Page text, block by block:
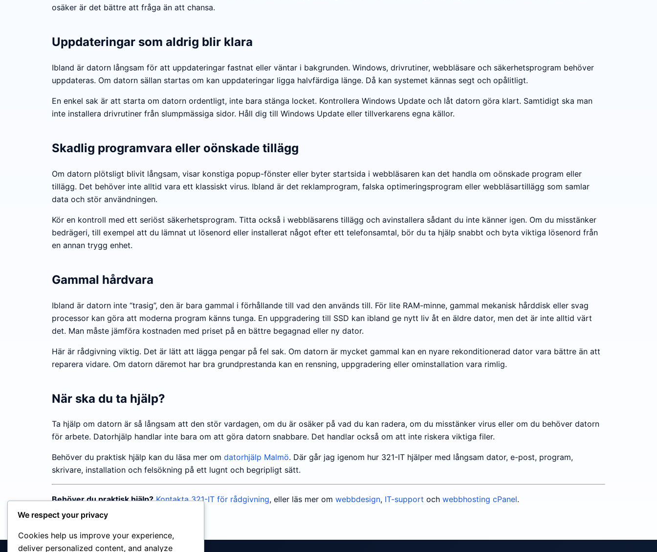
osäker är det bättre att fråga än att chansa.
Uppdateringar som aldrig blir klara
Ibland är datorn långsam för att uppdateringar fastnat eller väntar i bakgrunden. Windows, drivrutiner, webbläsare och säkerhetsprogram behöver
uppdateras. Om datorn sällan startas om kan uppdateringar ligga halvfärdiga länge. Då kan systemet kännas segt och opålitligt.
En enkel sak är att starta om datorn ordentligt, inte bara stänga locket. Kontrollera Windows Update och låt datorn göra klart. Samtidigt ska man
inte installera drivrutiner från slumpmässiga sidor. Håll dig till Windows Update eller tillverkarens egna källor.
Skadlig programvara eller oönskade tillägg
Om datorn plötsligt blivit långsam, visar konstiga popup-fönster eller byter startsida i webbläsaren kan det handla om oönskade program eller
tillägg. Det behöver inte alltid vara ett klassiskt virus. Ibland är det reklamprogram, falska optimeringsprogram eller webbläsartillägg som samlar
data och stör användningen.
Kör en kontroll med ett seriöst säkerhetsprogram. Titta också i webbläsarens tillägg och avinstallera sådant du inte känner igen. Om du misstänker
bedrägeri, till exempel att du lämnat ut lösenord eller installerat något efter ett telefonsamtal, bör du ta hjälp snabbt och byta viktiga lösenord från
en annan trygg enhet.
Gammal hårdvara
Ibland är datorn inte “trasig”, den är bara gammal i förhållande till vad den används till. För lite RAM-minne, gammal mekanisk hårddisk eller svag
processor kan göra att moderna program känns tunga. En uppgradering till SSD kan ibland ge nytt liv åt en äldre dator, men det är inte alltid värt
det. Man måste jämföra kostnaden med priset på en bättre begagnad eller ny dator.
Här är rådgivning viktig. Det är lätt att lägga pengar på fel sak. Om datorn är mycket gammal kan en nyare rekonditionerad dator vara bättre än att
reparera vidare. Om datorn däremot har bra grundprestanda kan en rensning, uppgradering eller ominstallation vara rimlig.
När ska du ta hjälp?
Ta hjälp om datorn är så långsam att den stör vardagen, om du är osäker på vad du kan radera, om du misstänker virus eller om du behöver datorn
för arbete. Datorhjälp handlar inte bara om att göra datorn snabbare. Det handlar också om att inte riskera viktiga filer.
Behöver du praktisk hjälp kan du läsa mer om datorhjälp Malmö. Där går jag igenom hur 321-IT hjälper med långsam dator, e-post, program,
skrivare, installation och felsökning på ett lugnt och begripligt sätt.
Behöver du praktisk hjälp? Kontakta 321-IT för rådgivning, eller läs mer om webbdesign, IT-support och webbhosting cPanel.
We respect your privacy
Cookies help us improve your experience,
deliver personalized content, and analyze